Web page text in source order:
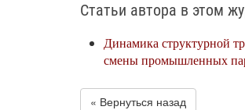
Статьи автора в этом
Динамика структурной
смены промышленных
« Вернуться назад